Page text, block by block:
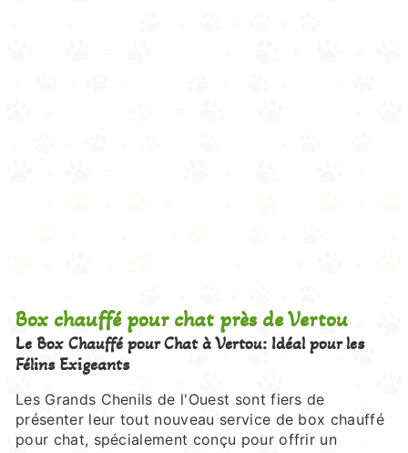
Box chauffé pour chat près de Vertou
Le Box Chauffé pour Chat à Vertou: Idéal pour les
Félins Exigeants
Les Grands Chenils de l'Ouest sont fiers de
présenter leur tout nouveau service de box chauffé
pour chat, spécialement conçu pour offrir un